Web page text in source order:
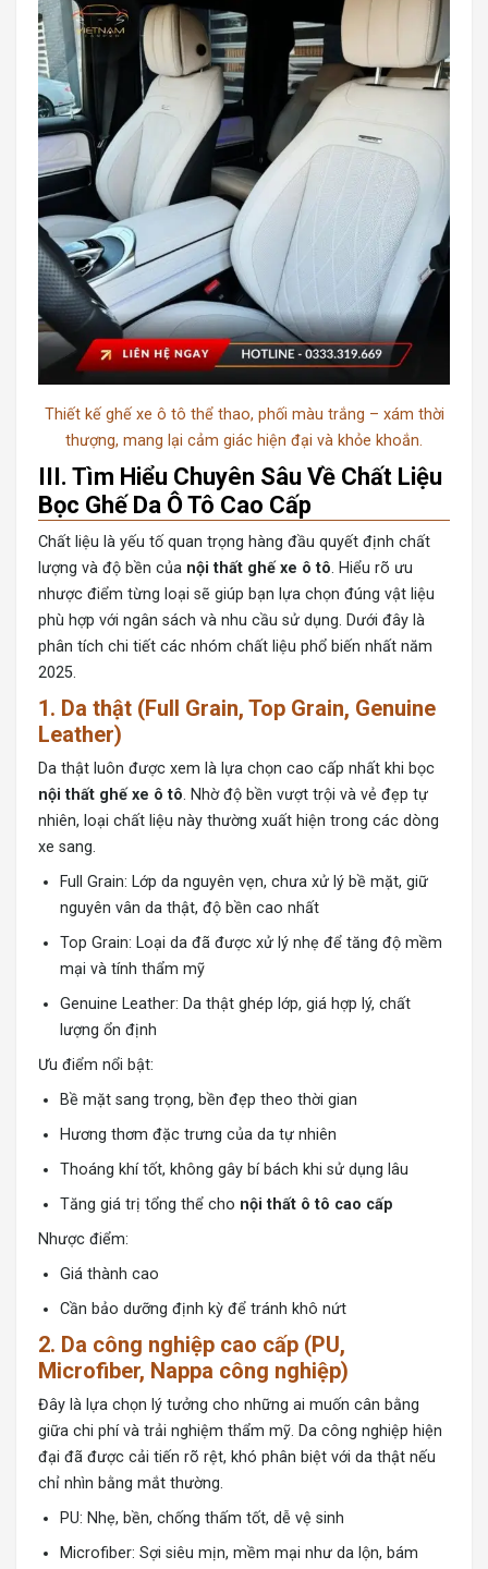
Thiết kế ghế xe ô tô thể thao, phối màu trắng – xám thời
thượng, mang lại cảm giác hiện đại và khỏe khoắn.
III. Tìm Hiểu Chuyên Sâu Về Chất Liệu
Bọc Ghế Da Ô Tô Cao Cấp
Chất liệu là yếu tố quan trọng hàng đầu quyết định chất
lượng và độ bền của nội thất ghế xe ô tô. Hiểu rõ ưu
nhược điểm từng loại sẽ giúp bạn lựa chọn đúng vật liệu
phù hợp với ngân sách và nhu cầu sử dụng. Dưới đây là
phân tích chi tiết các nhóm chất liệu phổ biến nhất năm
2025.
1. Da thật (Full Grain, Top Grain, Genuine
Leather)
Da thật luôn được xem là lựa chọn cao cấp nhất khi bọc
nội thất ghế xe ô tô. Nhờ độ bền vượt trội và vẻ đẹp tự
nhiên, loại chất liệu này thường xuất hiện trong các dòng
xe sang.
Full Grain: Lớp da nguyên vẹn, chưa xử lý bề mặt, giữ
nguyên vân da thật, độ bền cao nhất
Top Grain: Loại da đã được xử lý nhẹ để tăng độ mềm
mại và tính thẩm mỹ
Genuine Leather: Da thật ghép lớp, giá hợp lý, chất
lượng ổn định
Ưu điểm nổi bật:
Bề mặt sang trọng, bền đẹp theo thời gian
Hương thơm đặc trưng của da tự nhiên
Thoáng khí tốt, không gây bí bách khi sử dụng lâu
Tăng giá trị tổng thể cho nội thất ô tô cao cấp
Nhược điểm:
Giá thành cao
Cần bảo dưỡng định kỳ để tránh khô nứt
2. Da công nghiệp cao cấp (PU,
Microfiber, Nappa công nghiệp)
Đây là lựa chọn lý tưởng cho những ai muốn cân bằng
giữa chi phí và trải nghiệm thẩm mỹ. Da công nghiệp hiện
đại đã được cải tiến rõ rệt, khó phân biệt với da thật nếu
chỉ nhìn bằng mắt thường.
PU: Nhẹ, bền, chống thấm tốt, dễ vệ sinh
Microfiber: Sợi siêu mịn, mềm mại như da lộn, bám